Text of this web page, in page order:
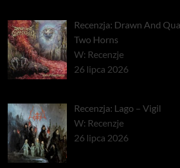
Recenzja: Drawn And
Two Horns
W: Recenzje
26 lipca 2026
Recenzja: Lago – Vigil
W: Recenzje
26 lipca 2026